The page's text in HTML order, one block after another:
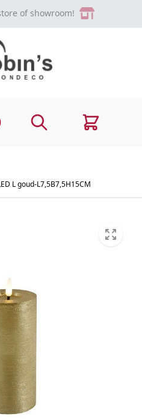
of showroom!
Zoek Cart
L goud-L7,5B7,5H15CM